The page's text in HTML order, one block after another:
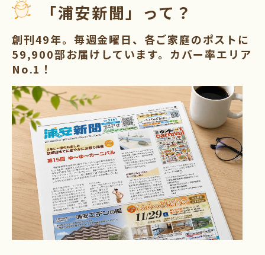
「浦安新聞」って？
創刊49年。毎週金曜日、各ご家庭のポストに
59,900部お届けしています。カバー率エリア
No.1！